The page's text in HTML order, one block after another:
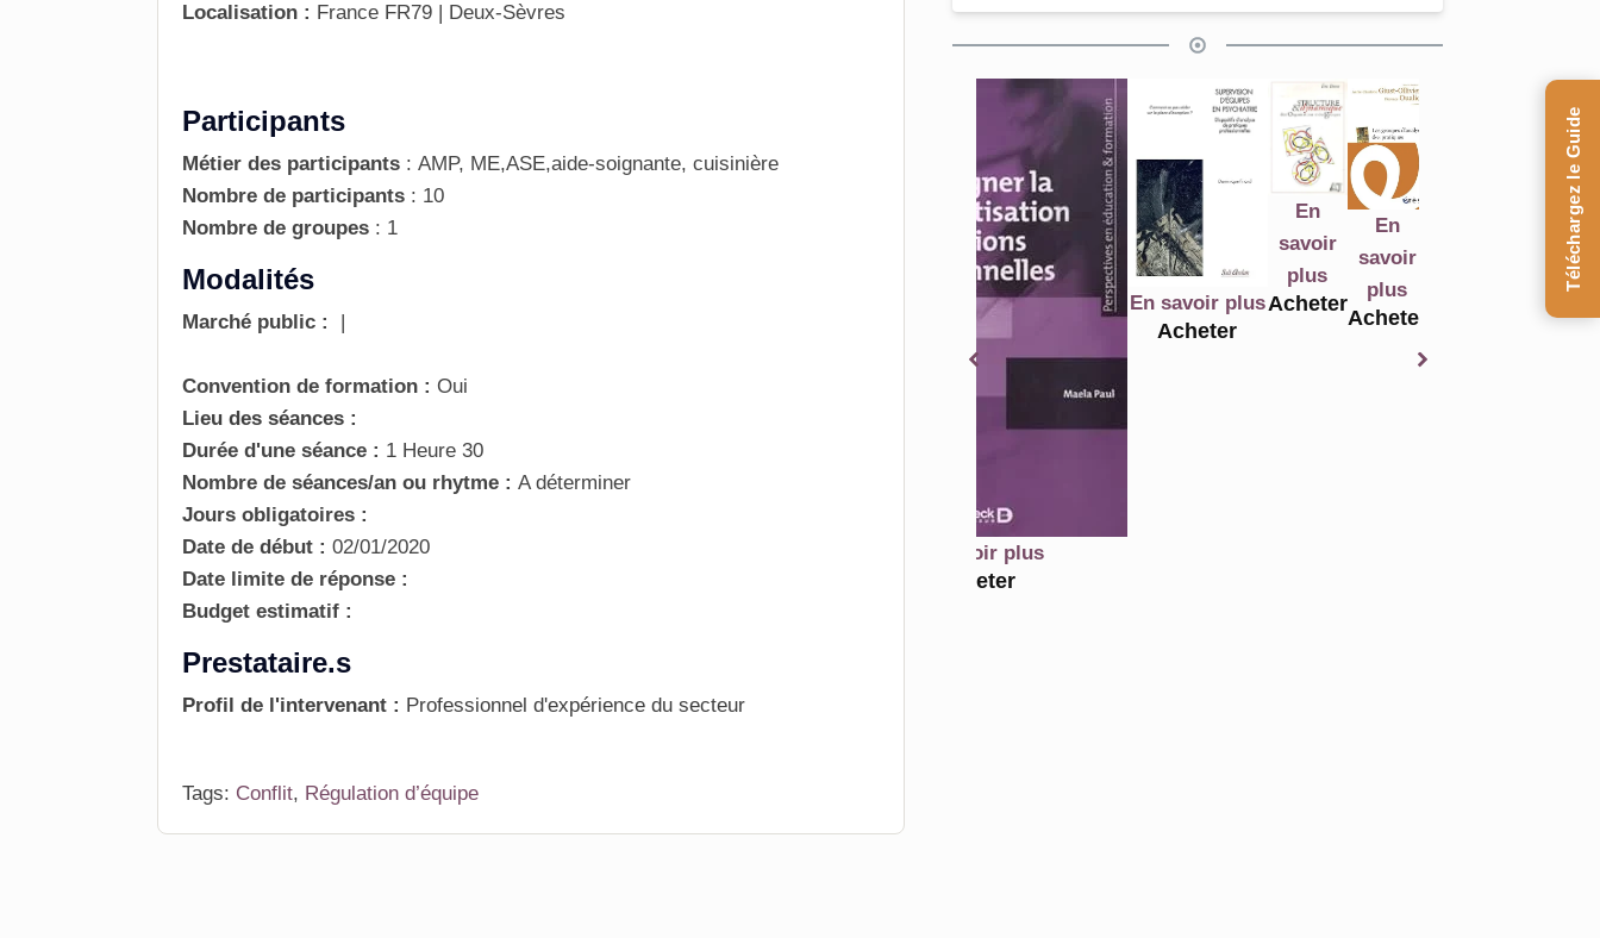
Localisation : France FR79 | Deux-Sèvres
Participants
Métier des participants : AMP, ME,ASE,aide-soignante, cuisinière
Nombre de participants : 10
Nombre de groupes : 1
Modalités
Marché public : |
Convention de formation : Oui
Lieu des séances :
Durée d'une séance : 1 Heure 30
Nombre de séances/an ou rhytme : A déterminer
Jours obligatoires :
Date de début : 02/01/2020
Date limite de réponse :
Budget estimatif :
Prestataire.s
Profil de l'intervenant : Professionnel d'expérience du secteur
Tags: Conflit, Régulation d’équipe
En savoir plus
En
savoir
plus
Acheter
En
savoir
plus
Acheter
En
savoir
plus
Acheter Acheter
Téléchargez le Guide